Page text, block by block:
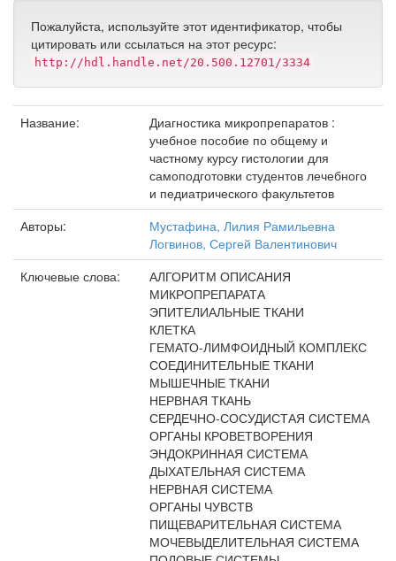
Пожалуйста, используйте этот идентификатор, чтобы
цитировать или ссылаться на этот ресурс:
http://hdl.handle.net/20.500.12701/3334
Название:
Диагностика микропрепаратов :
учебное пособие по общему и
частному курсу гистологии для
самоподготовки студентов лечебного
и педиатрического факультетов
Авторы:
Мустафина, Лилия Рамильевна
Логвинов, Сергей Валентинович
Ключевые слова:
АЛГОРИТМ ОПИСАНИЯ
МИКРОПРЕПАРАТА
ЭПИТЕЛИАЛЬНЫЕ ТКАНИ
КЛЕТКА
ГЕМАТО-ЛИМФОИДНЫЙ КОМПЛЕКС
СОЕДИНИТЕЛЬНЫЕ ТКАНИ
МЫШЕЧНЫЕ ТКАНИ
НЕРВНАЯ ТКАНЬ
СЕРДЕЧНО-СОСУДИСТАЯ СИСТЕМА
ОРГАНЫ КРОВЕТВОРЕНИЯ
ЭНДОКРИННАЯ СИСТЕМА
ДЫХАТЕЛЬНАЯ СИСТЕМА
НЕРВНАЯ СИСТЕМА
ОРГАНЫ ЧУВСТВ
ПИЩЕВАРИТЕЛЬНАЯ СИСТЕМА
МОЧЕВЫДЕЛИТЕЛЬНАЯ СИСТЕМА